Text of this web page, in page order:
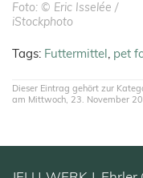
Foto: © Eric Isselée /
iStockphoto
Tags: Futtermittel , pet
Dieser Eintrag gehört zur
am Mittwoch, 23. November